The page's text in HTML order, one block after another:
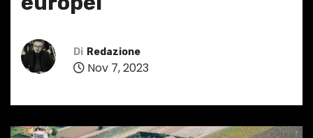
Di Redazione
Nov 7, 2023